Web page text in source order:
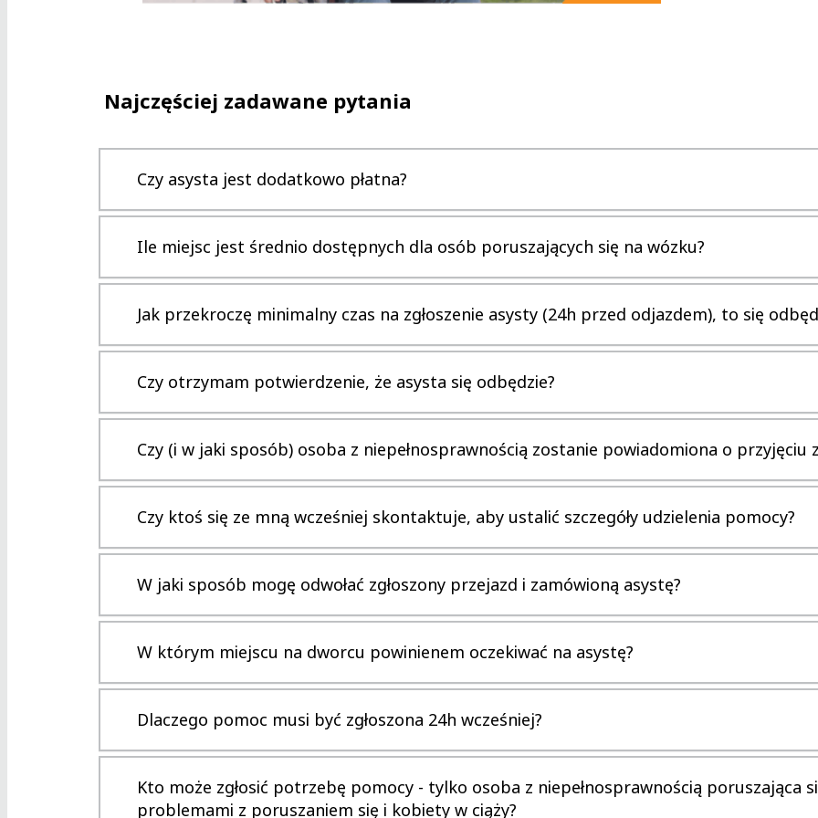
Najczęściej zadawane pytania
Czy asysta jest dodatkowo płatna?
Ile miejsc jest średnio dostępnych dla osób poruszających się na wózku?
Jak przekroczę minimalny czas na zgłoszenie asysty (24h przed odjazdem), to się
Czy otrzymam potwierdzenie, że asysta się odbędzie?
Czy (i w jaki sposób) osoba z niepełnosprawnością zostanie powiadomiona o przyjęciu
Czy ktoś się ze mną wcześniej skontaktuje, aby ustalić szczegóły udzielenia pomocy?
W jaki sposób mogę odwołać zgłoszony przejazd i zamówioną asystę?
W którym miejscu na dworcu powinienem oczekiwać na asystę?
Dlaczego pomoc musi być zgłoszona 24h wcześniej?
Kto może zgłosić potrzebę pomocy - tylko osoba z niepełnosprawnością poruszająca
problemami z poruszaniem się i kobiety w ciąży?